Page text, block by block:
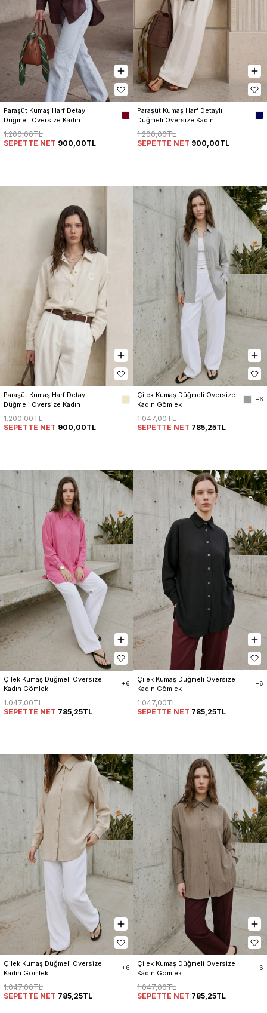
Paraşüt Kumaş Harf Detaylı
Düğmeli Oversize Kadın
1.200,00TL
SEPETTE NET 900,00TL
Paraşüt Kumaş Harf Detaylı
Düğmeli Oversize Kadın
1.200,00TL
SEPETTE NET 900,00TL
Paraşüt Kumaş Harf Detaylı
Düğmeli Oversize Kadın
1.200,00TL
SEPETTE NET 900,00TL
Çilek Kumaş Düğmeli Oversize
Kadın Gömlek
+6
1.047,00TL
SEPETTE NET 785,25TL
Çilek Kumaş Düğmeli Oversize
Kadın Gömlek
+6
1.047,00TL
SEPETTE NET 785,25TL
Çilek Kumaş Düğmeli Oversize
Kadın Gömlek
+6
1.047,00TL
SEPETTE NET 785,25TL
Çilek Kumaş Düğmeli Oversize
Kadın Gömlek
+6
1.047,00TL
SEPETTE NET 785,25TL
Çilek Kumaş Düğmeli Oversize
Kadın Gömlek
+6
1.047,00TL
SEPETTE NET 785,25TL